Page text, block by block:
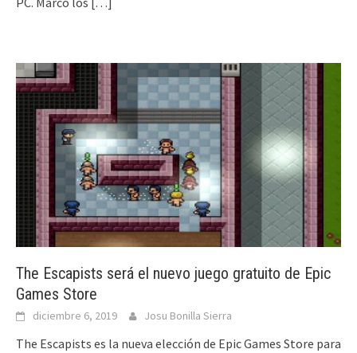
The Escapists será el nuevo juego gratuito de Epic
Games Store
diciembre 6, 2019 Josu Bonilla Sierra
The Escapists es la nueva elección de Epic Games Store para